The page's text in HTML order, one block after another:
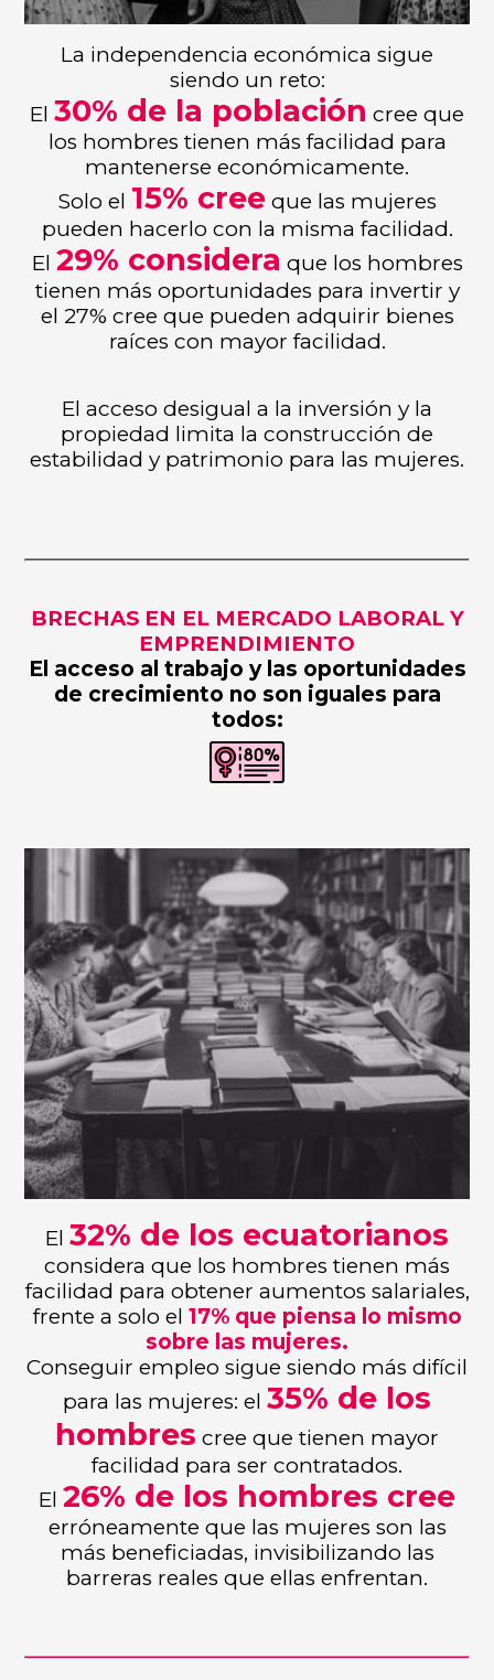
La independencia económica sigue
siendo un reto:
El 30% de la población cree que
los hombres tienen más facilidad para
mantenerse económicamente.
Solo el 15% creeque las mujeres
pueden hacerlo con la misma facilidad.
El 29% considera que los hombres
tienen más oportunidades para invertir y
el 27% cree que pueden adquirir bienes
raíces con mayor facilidad.
El acceso desigual a la inversión y la
propiedad limita la construcción de
estabilidad y patrimonio para las mujeres.
BRECHAS EN EL MERCADO LABORAL Y
EMPRENDIMIENTO
El acceso al trabajo y las oportunidades
de crecimiento no son iguales para
todos:
El 32% de los ecuatorianos
considera que los hombres tienen más
facilidad para obtener aumentos salariales,
frente a solo el 17% que piensa lo mismo
sobre las mujeres.
Conseguir empleo sigue siendo más difícil
para las mujeres: el 35% de los
hombres cree que tienen mayor
facilidad para ser contratados.
El 26% de los hombres cree
erróneamente que las mujeres son las
más beneficiadas, invisibilizando las
barreras reales que ellas enfrentan.